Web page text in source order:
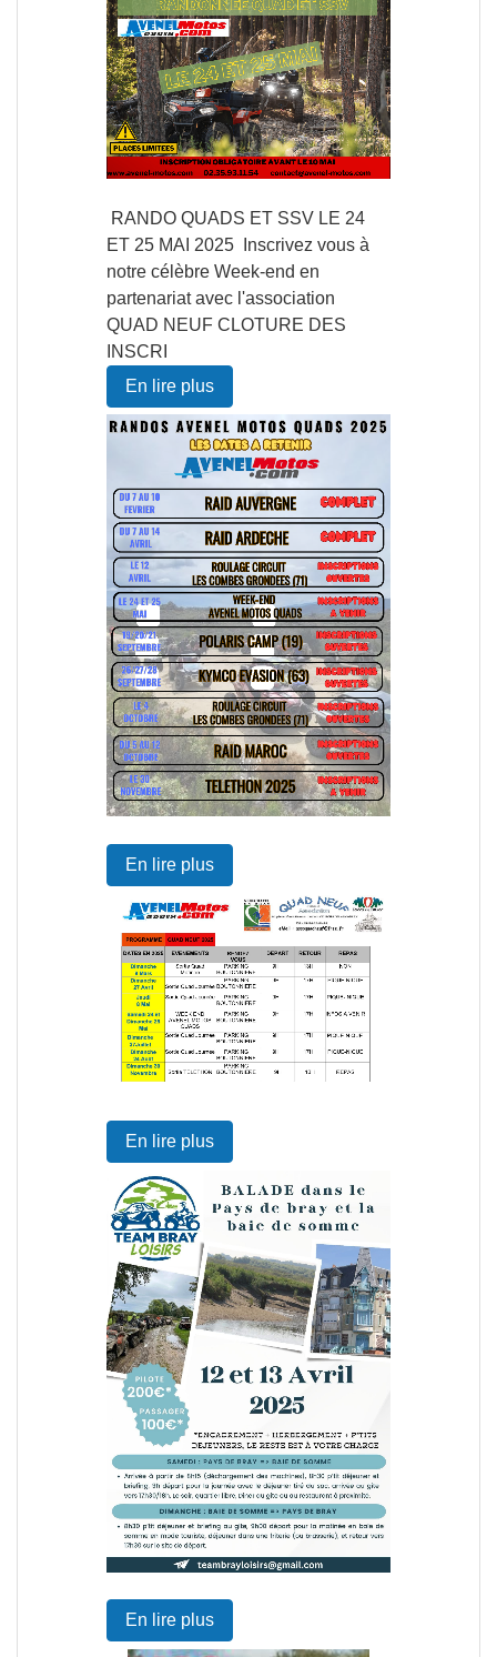
RANDO QUADS ET SSV LE 24
ET 25 MAI 2025 Inscrivez vous à
notre célèbre Week-end en
partenariat avec l'association
QUAD NEUF CLOTURE DES
INSCRI
En lire plus
En lire plus
En lire plus
En lire plus